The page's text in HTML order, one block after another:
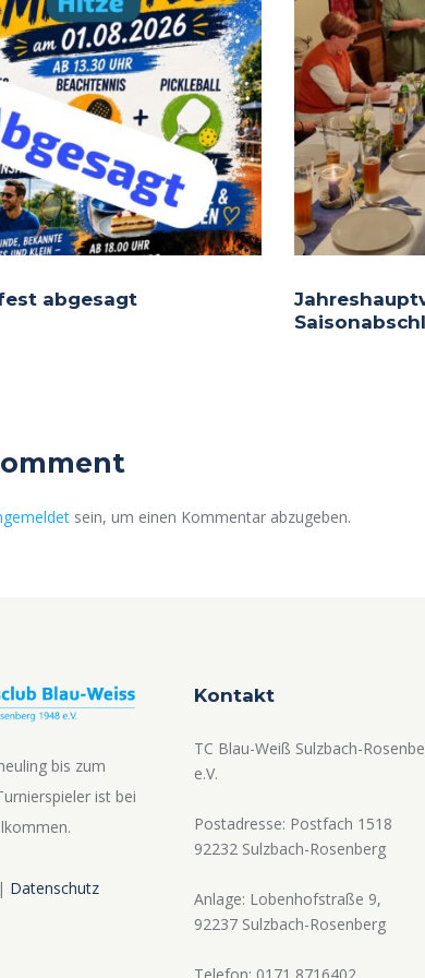
abgesagt
sein, um einen Kommentar abzugeben.
bis zum
ist bei
| Datenschutz
Kontakt
TC Blau-Weiß Sulzbach-
e.V.
Postadresse: Postfach 1518
92232 Sulzbach-Rosenberg
Anlage: Lobenhofstraße 9,
92237 Sulzbach-Rosenberg